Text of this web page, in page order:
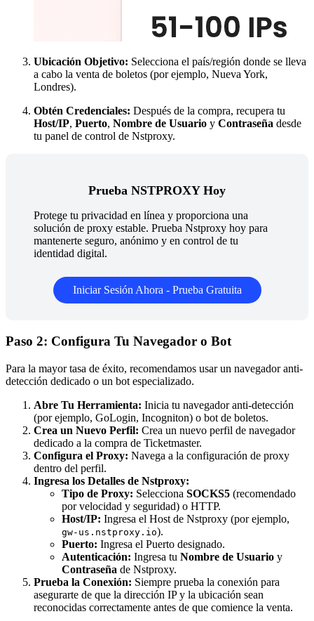
Ubicación Objetivo: Selecciona el país/región donde se lleva
a cabo la venta de boletos (por ejemplo, Nueva York,
Londres).
Obtén Credenciales: Después de la compra, recupera tu
Host/IP, Puerto, Nombre de Usuario y Contraseña desde
tu panel de control de Nstproxy.
Prueba NSTPROXY Hoy
Protege tu privacidad en línea y proporciona una
solución de proxy estable. Prueba Nstproxy hoy para
mantenerte seguro, anónimo y en control de tu
identidad digital.
Iniciar Sesión Ahora - Prueba Gratuita
Paso 2: Configura Tu Navegador o Bot
Para la mayor tasa de éxito, recomendamos usar un navegador anti-
detección dedicado o un bot especializado.
Abre Tu Herramienta: Inicia tu navegador anti-detección
(por ejemplo, GoLogin, Incogniton) o bot de boletos.
Crea un Nuevo Perfil: Crea un nuevo perfil de navegador
dedicado a la compra de Ticketmaster.
Configura el Proxy: Navega a la configuración de proxy
dentro del perfil.
Ingresa los Detalles de Nstproxy:
Tipo de Proxy: Selecciona SOCKS5 (recomendado
por velocidad y seguridad) o HTTP.
Host/IP: Ingresa el Host de Nstproxy (por ejemplo,
gw-us.nstproxy.io).
Puerto: Ingresa el Puerto designado.
Autenticación: Ingresa tu Nombre de Usuario y
Contraseña de Nstproxy.
Prueba la Conexión: Siempre prueba la conexión para
asegurarte de que la dirección IP y la ubicación sean
reconocidas correctamente antes de que comience la venta.